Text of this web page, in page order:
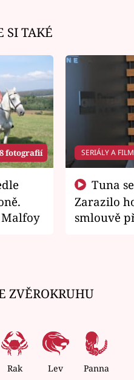
SI TAKÉ
8 fotografií
Malfoy
SERIÁLY A
Zarazilo
smlouvě
ZVĚROKRUHU
Rak Lev Panna